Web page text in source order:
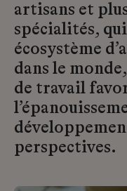
artisans et
spécialités,
écosystème
dans le
de travail
perspectives.